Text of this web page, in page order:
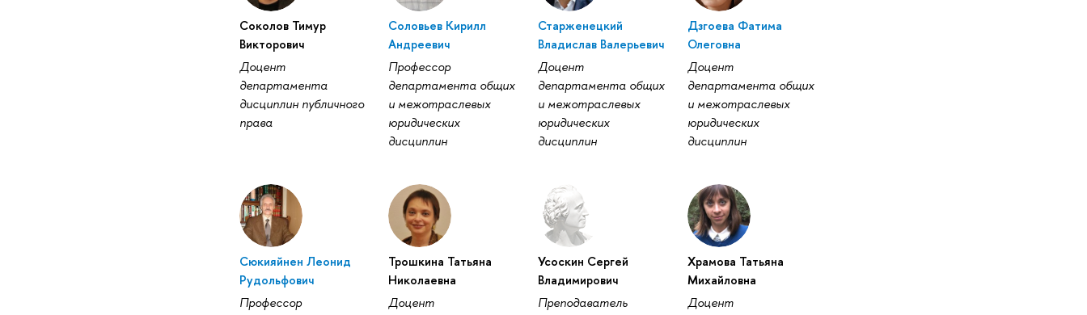
Соколов Тимур
Викторович
Доцент
департамента
дисциплин публичного
права
Соловьев Кирилл
Андреевич
Профессор
департамента общих
и межотраслевых
юридических
дисциплин
Старженецкий
Владислав Валерьевич
Доцент
департамента общих
и межотраслевых
юридических
дисциплин
Дзгоева Фатима
Олеговна
Доцент
департамента общих
и межотраслевых
юридических
дисциплин
Сюкияйнен Леонид
Рудольфович
Профессор
Трошкина Татьяна
Николаевна
Доцент
Усоскин Сергей
Владимирович
Преподаватель
Храмова Татьяна
Михайловна
Доцент